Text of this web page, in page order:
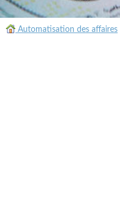
Automatisation des affaires